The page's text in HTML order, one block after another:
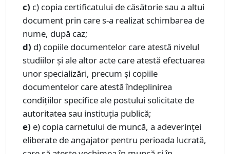
c) c) copia certificatului de căsătorie sau a altui
document prin care s-a realizat schimbarea de
nume, după caz;
d) d) copiile documentelor care atestă nivelul
studiilor și ale altor acte care atestă efectuarea
unor specializări, precum și copiile
documentelor care atestă îndeplinirea
condițiilor specifice ale postului solicitate de
autoritatea sau instituția publică;
e) e) copia carnetului de muncă, a adeverinței
eliberate de angajator pentru perioada lucrată,